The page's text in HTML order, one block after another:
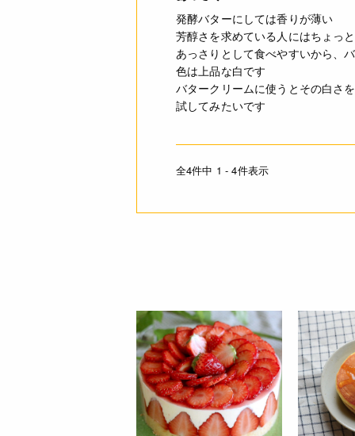
発酵バターにしては香りが薄い
芳醇さを求めている人にはちょっ
あっさりとして食べやすいから、
色は上品な白です
バタークリームに使うとその白さ
試してみたいです
全4件中 1 - 4件表示